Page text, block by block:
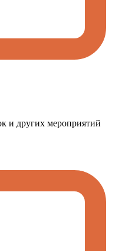
и других мероприятий